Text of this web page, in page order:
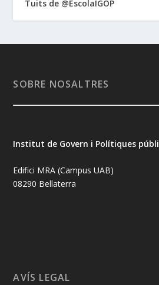
Tuits de @EscolaIGOP
SOBRE NOSALTRES
Institut de Govern i Polítiques
Edifici MRA (Campus UAB)
08290 Bellaterra
AVÍS LEGAL